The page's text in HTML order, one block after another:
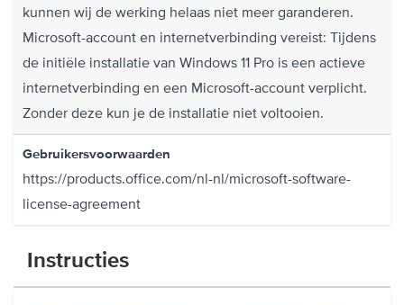
kunnen wij de werking helaas niet meer garanderen.
Microsoft-account en internetverbinding vereist: Tijdens
de initiële installatie van Windows 11 Pro is een actieve
internetverbinding en een Microsoft-account verplicht.
Zonder deze kun je de installatie niet voltooien.
Gebruikersvoorwaarden
https://products.office.com/nl-nl/microsoft-software-
license-agreement
Instructies